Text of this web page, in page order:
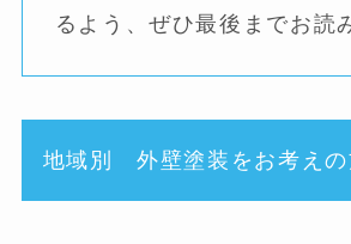
るよう、ぜひ最後までお読
地域別 外壁塗装をお考えの